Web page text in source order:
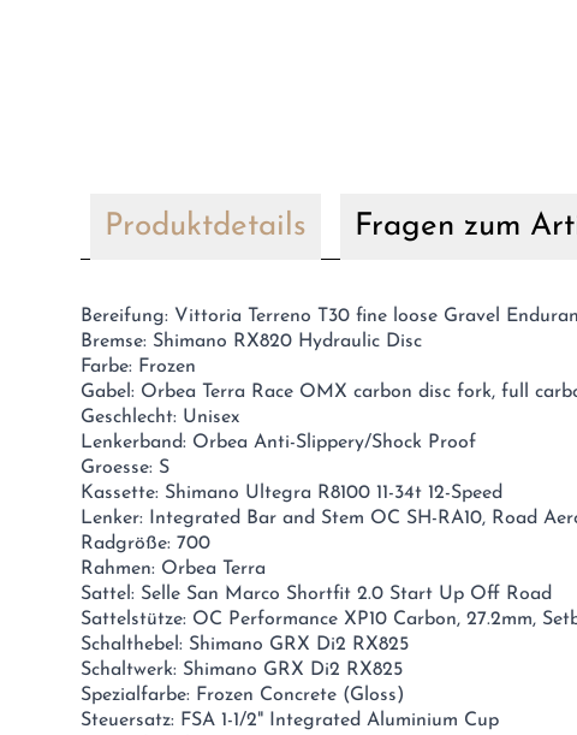
Produktdetails Fragen zum
Bereifung: Vittoria Terreno T30 fine loose Gravel
Bremse: Shimano RX820 Hydraulic Disc
Farbe: Frozen
Gabel: Orbea Terra Race OMX carbon disc fork, full
Geschlecht: Unisex
Lenkerband: Orbea Anti-Slippery/Shock Proof
Groesse: S
Kassette: Shimano Ultegra R8100 11-34t 12-Speed
Lenker: Integrated Bar and Stem OC SH-RA10, Road
Radgröße: 700
Rahmen: Orbea Terra
Sattel: Selle San Marco Shortfit 2.0 Start Up Off Road
Sattelstütze: OC Performance XP10 Carbon, 27.2mm,
Schalthebel: Shimano GRX Di2 RX825
Schaltwerk: Shimano GRX Di2 RX825
Spezialfarbe: Frozen Concrete (Gloss)
Steuersatz: FSA 1-1/2" Integrated Aluminium Cup